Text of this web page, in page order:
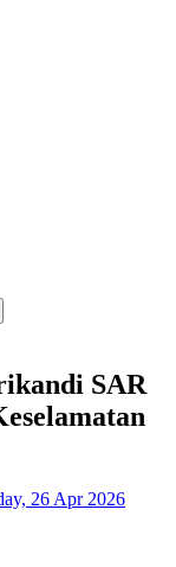
SAR
26 Apr 2026